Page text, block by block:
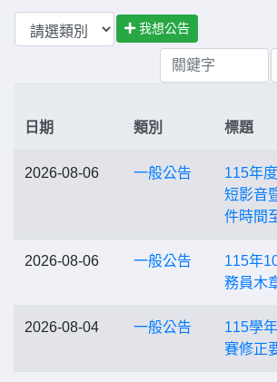
我想公告
日期 類別 標題
2026-08-06 一般公告
115年
短影音
件時間
2026-08-06 一般公告
115年
務員木
2026-08-04 一般公告
115學
賽修正